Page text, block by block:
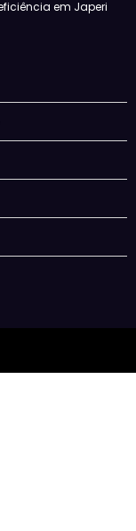
em Japeri